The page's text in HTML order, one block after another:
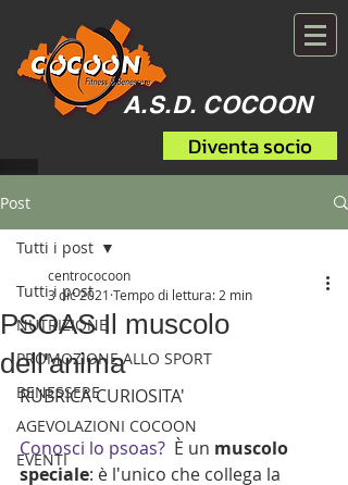
A.S.D. COCOON
Diventa socio
Post
Tutti i post
NUTRIZIONE
PROMOZIONE ALLO SPORT
BENESSERE
AGEVOLAZIONI COCOON
EVENTI
Tutti i post
PSOAS Il muscolo
dell'anima
centrococoon
3 dic 2021 Tempo di lettura: 2 min
RUBRICA CURIOSITA'
Conosci lo psoas?
  È un
muscolo
speciale: è l'unico che collega la